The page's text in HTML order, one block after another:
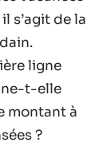
s’agit de la
ligne
t-elle
montant à
?